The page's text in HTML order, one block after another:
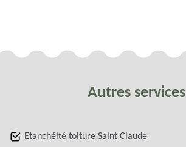
Autres services
Etanchéité toiture Saint Claude